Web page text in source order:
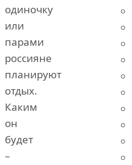
одиночку
или
парами
россияне
планируют
отдых.
Каким
он
будет
–